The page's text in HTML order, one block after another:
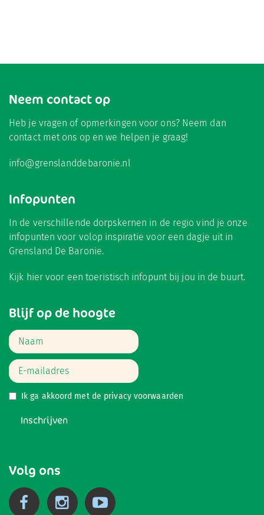
Neem contact op
Heb je vragen of opmerkingen voor ons? Neem dan
contact met ons op en we helpen je graag!
info@grenslanddebaronie.nl
Infopunten
In de verschillende dorpskernen in de regio vind je onze
infopunten voor volop inspiratie voor een dagje uit in
Grensland De Baronie.
Kijk hiervoor een toeristisch infopunt bij jou in de buurt.
Blijf op de hoogte
Ik ga akkoord met de privacy voorwaarden
Inschrijven
Volg ons